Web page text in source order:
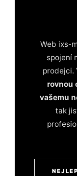
Web ixs-
spojení
prodejci.
rovnou
vašemu
tak